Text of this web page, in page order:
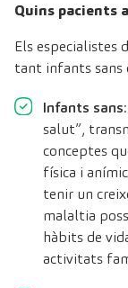
Quins pacients
Els especialistes
tant infants sans
Infants sans
salut”,
conceptes
física i
tenir un
malaltia
hàbits de
activitats